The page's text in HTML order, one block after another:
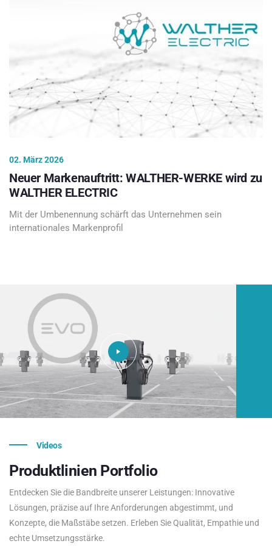
02. März 2026
Neuer Markenauftritt: WALTHER-WERKE wird zu
WALTHER ELECTRIC
Mit der Umbenennung schärft das Unternehmen sein
internationales Markenprofil
Videos
Produktlinien Portfolio
Entdecken Sie die Bandbreite unserer Leistungen: Innovative
Lösungen, präzise auf Ihre Anforderungen abgestimmt, und
Konzepte, die Maßstäbe setzen. Erleben Sie Qualität, Empathie und
echte Umsetzungsstärke.